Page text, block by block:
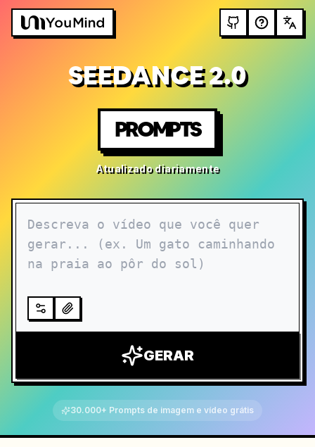
SEEDANCE 2.0
PROMPTS
Atualizado diariamente
GERAR
30.000+ Prompts de imagem e vídeo grátis